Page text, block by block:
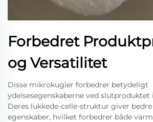
Forbedret
og Versatilitet
Disse mikrokugler forbedrer betydeligt
ydelsesegenskaberne ved slutproduktet
Deres lukkede-celle-struktur giver
egenskaber, hvilket forbedrer både